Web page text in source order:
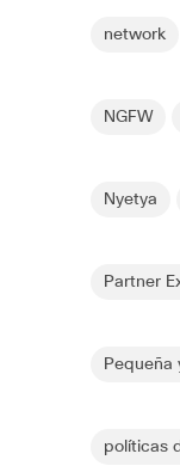
network
NGFW
Nyetya
Partner
Pequeña
políticas